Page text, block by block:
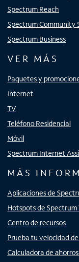
Spectrum Reach
Spectrum Community
Spectrum Business
VER MÁS
Paquetes y
Internet
TV
Teléfono Residencial
Móvil
Spectrum Internet
MÁS
Aplicaciones de
Hotspots de Spectrum
Centro de recursos
Prueba tu velocidad
Calculadora de